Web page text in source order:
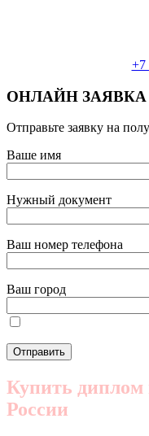
+7
ОНЛАЙН ЗАЯВКА
Отправьте заявку на
Ваше имя
Нужный документ
Ваш номер телефона
Ваш город
Купить диплом
России